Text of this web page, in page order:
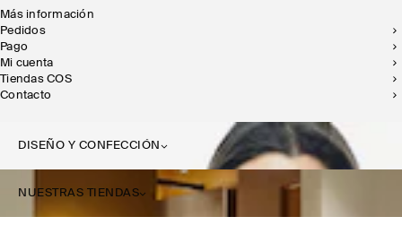
Más información
Pedidos
Pago
Mi cuenta
Tiendas COS
Contacto
DISEÑO Y CONFECCIÓN
NUESTRAS TIENDAS